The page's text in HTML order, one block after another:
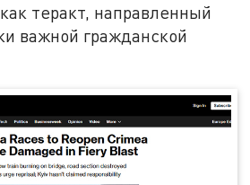
теракт, направленный
важной гражданской